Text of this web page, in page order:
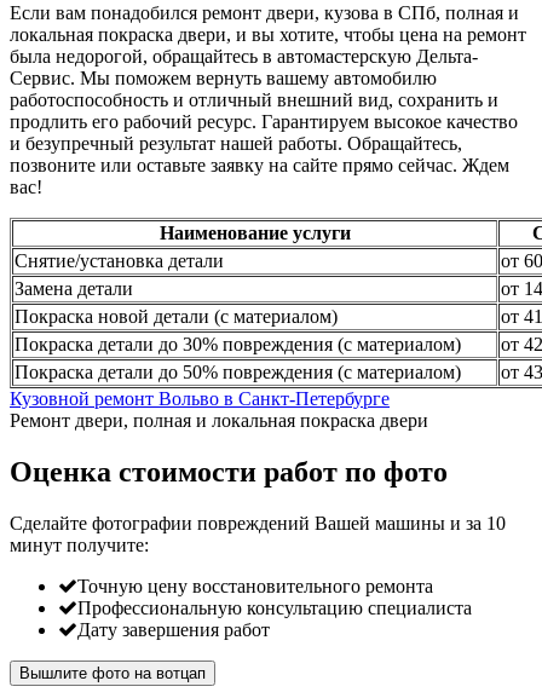
Если вам понадобился ремонт двери, кузова в СПб, полная и
локальная покраска двери, и вы хотите, чтобы цена на ремонт
была недорогой, обращайтесь в автомастерскую Дельта-
Сервис. Мы поможем вернуть вашему автомобилю
работоспособность и отличный внешний вид, сохранить и
продлить его рабочий ресурс. Гарантируем высокое качество
и безупречный результат нашей работы. Обращайтесь,
позвоните или оставьте заявку на сайте прямо сейчас. Ждем
вас!
Наименование услуги
Снятие/установка детали
от
Замена детали
от
Покраска новой детали (с материалом)
от
Покраска детали до 30% повреждения (с материалом)
от
Покраска детали до 50% повреждения (с материалом)
от
Кузовной ремонт Вольво в Санкт-Петербурге
Ремонт двери, полная и локальная покраска двери
Оценка стоимости работ по фото
Сделайте фотографии повреждений Вашей машины и за 10
минут получите:
Точную цену восстановительного ремонта
Профессиональную консультацию специалиста
Дату завершения работ
Вышлите фото на вотцап